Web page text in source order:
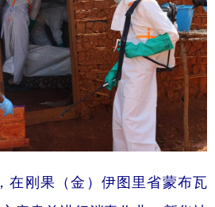
在刚果（金）伊图里省蒙布瓦